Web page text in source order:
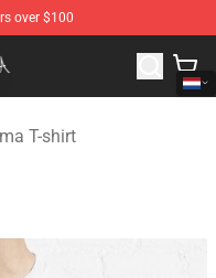
over $100
Pluma Merchandise
T-shirt